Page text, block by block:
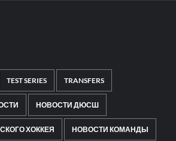
TEST SERIES TRANSFERS
НОВОСТИ ДЮСШ
ХОККЕЯ НОВОСТИ КОМАНДЫ